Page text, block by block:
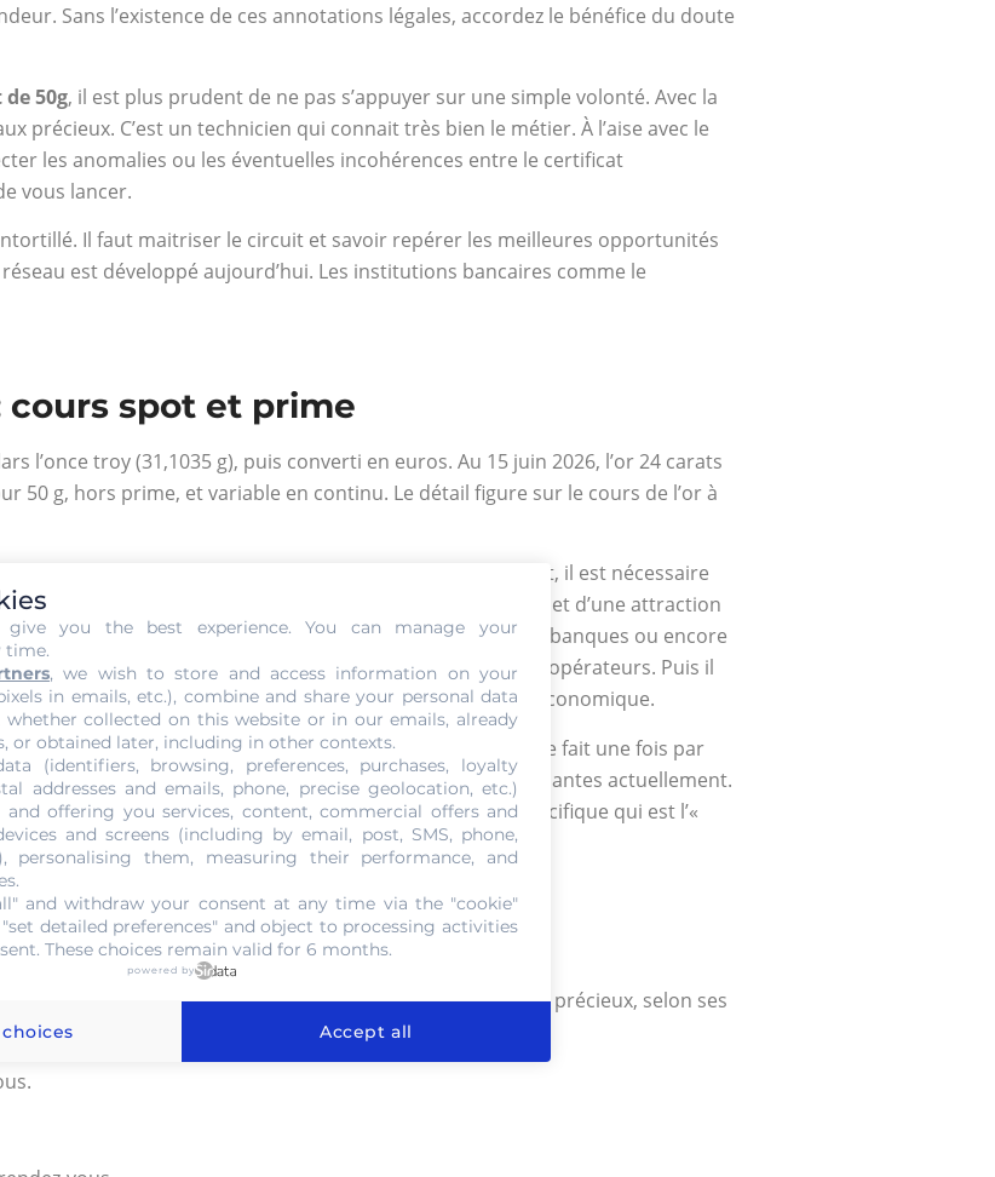
Sans l’existence de ces annotations légales, accordez le bénéfice du doute
50g, il est plus prudent de ne pas s’appuyer sur une simple volonté. Avec la
précieux. C’est un technicien qui connait très bien le métier. À l’aise avec le
les anomalies ou les éventuelles incohérences entre le certificat
vous lancer.
Il faut maitriser le circuit et savoir repérer les meilleures opportunités
est développé aujourd’hui. Les institutions bancaires comme le
cours spot et prime
l’once troy (31,1035 g), puis converti en euros. Au 15 juin 2026, l’or 24 carats
50 g, hors prime, et variable en continu. Le détail figure sur le cours de l’or à
qui risque d’osciller suivant le cours en vigueur. En effet, il est nécessaire
Véritable patrimoine à l’échelle planétaire, il fait l’objet d’une attraction
conjoncture internationale. Suivant le taux d’intérêt des banques ou encore
les crises politiques et le stress financier qui agitent les opérateurs. Puis il
tout produit rentable, il est dépendant de cette loi économique.
mondiale accessible à tous. En France, la cotation de l’or se fait une fois par
l’or est exprimée en dollar ou en euro, les monnaies puissantes actuellement.
de son poids, la LBMA l’évalue selon un indicateur spécifique qui est l’«
lingot d’or 50g
Gold Or Cash agit comme intermédiaire en métaux précieux, selon ses
give you the best experience. You can manage your
time.
, we wish to store and access information on your
in emails, etc.), combine and share your personal data
collected on this website or in our emails, already
or obtained later, including in other contexts.
(identifiers, browsing, preferences, purchases, loyalty
addresses and emails, phone, precise geolocation, etc.)
and offering you services, content, commercial offers and
and screens (including by email, post, SMS, phone,
personalising them, measuring their performance, and
and withdraw your consent at any time via the "cookie"
"set detailed preferences" and object to processing activities
These choices remain valid for 6 months.
powered by
Accept all